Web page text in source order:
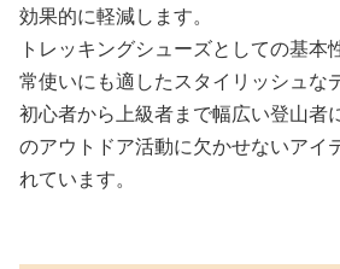
効果的に軽減します。
トレッキングシューズとしての基本
常使いにも適したスタイリッシュな
初心者から上級者まで幅広い登山者
のアウトドア活動に欠かせないアイ
れています。